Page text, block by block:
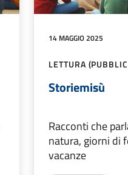
14 MAGGIO 2025
LETTURA
Storiemisù
Racconti che
natura, giorni di
vacanze